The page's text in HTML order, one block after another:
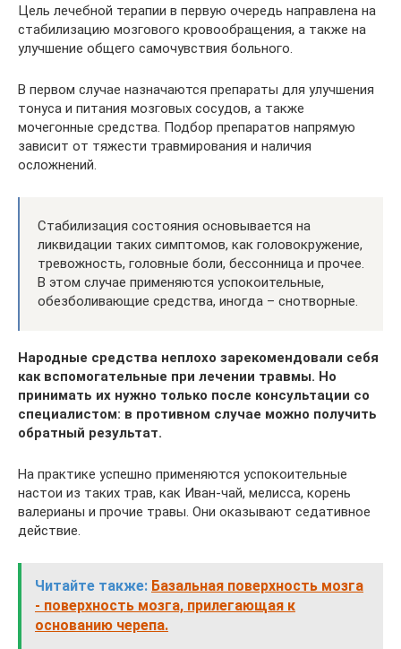
Цель лечебной терапии в первую очередь направлена на
стабилизацию мозгового кровообращения, а также на
улучшение общего самочувствия больного.
В первом случае назначаются препараты для улучшения
тонуса и питания мозговых сосудов, а также
мочегонные средства. Подбор препаратов напрямую
зависит от тяжести травмирования и наличия
осложнений.
Стабилизация состояния основывается на
ликвидации таких симптомов, как головокружение,
тревожность, головные боли, бессонница и прочее.
В этом случае применяются успокоительные,
обезболивающие средства, иногда – снотворные.
Народные средства неплохо зарекомендовали себя
как вспомогательные при лечении травмы. Но
принимать их нужно только после консультации со
специалистом: в противном случае можно получить
обратный результат.
На практике успешно применяются успокоительные
настои из таких трав, как Иван-чай, мелисса, корень
валерианы и прочие травы. Они оказывают седативное
действие.
Читайте также: Базальная поверхность мозга
- поверхность мозга, прилегающая к
основанию черепа.